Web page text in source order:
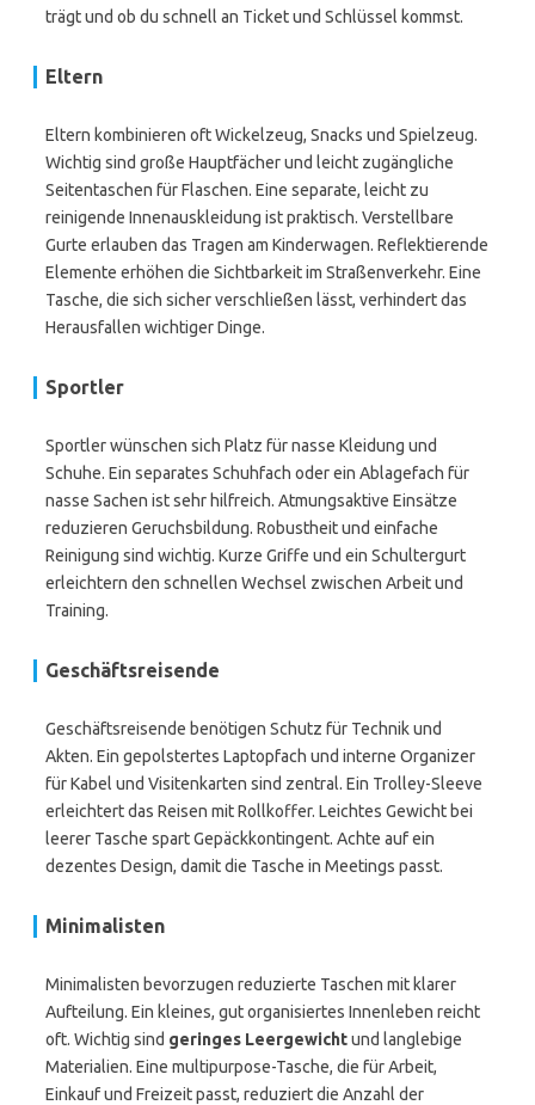
trägt und ob du schnell an Ticket und Schlüssel kommst.
Eltern
Eltern kombinieren oft Wickelzeug, Snacks und Spielzeug.
Wichtig sind große Hauptfächer und leicht zugängliche
Seitentaschen für Flaschen. Eine separate, leicht zu
reinigende Innenauskleidung ist praktisch. Verstellbare
Gurte erlauben das Tragen am Kinderwagen. Reflektierende
Elemente erhöhen die Sichtbarkeit im Straßenverkehr. Eine
Tasche, die sich sicher verschließen lässt, verhindert das
Herausfallen wichtiger Dinge.
Sportler
Sportler wünschen sich Platz für nasse Kleidung und
Schuhe. Ein separates Schuhfach oder ein Ablagefach für
nasse Sachen ist sehr hilfreich. Atmungsaktive Einsätze
reduzieren Geruchsbildung. Robustheit und einfache
Reinigung sind wichtig. Kurze Griffe und ein Schultergurt
erleichtern den schnellen Wechsel zwischen Arbeit und
Training.
Geschäftsreisende
Geschäftsreisende benötigen Schutz für Technik und
Akten. Ein gepolstertes Laptopfach und interne Organizer
für Kabel und Visitenkarten sind zentral. Ein Trolley-Sleeve
erleichtert das Reisen mit Rollkoffer. Leichtes Gewicht bei
leerer Tasche spart Gepäckkontingent. Achte auf ein
dezentes Design, damit die Tasche in Meetings passt.
Minimalisten
Minimalisten bevorzugen reduzierte Taschen mit klarer
Aufteilung. Ein kleines, gut organisiertes Innenleben reicht
oft. Wichtig sind geringes Leergewichtund langlebige
Materialien. Eine multipurpose-Tasche, die für Arbeit,
Einkauf und Freizeit passt, reduziert die Anzahl der